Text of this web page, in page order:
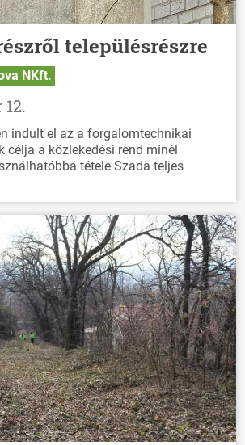
településrészre
NKft.
indult el az a forgalomtechnikai
célja a közlekedési rend minél
tétele Szada teljes